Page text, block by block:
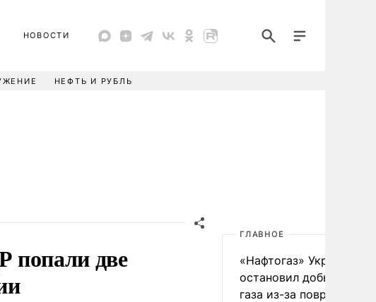
НОВОСТИ
НЕФТЬ И РУБЛЬ
две
ГЛАВНОЕ
«Нафтогаз» Украины
остановил добычу
газа из-за повреждения